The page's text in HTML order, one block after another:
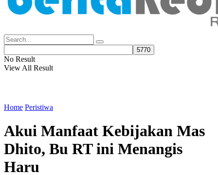
No Result
View All Result
Home Peristiwa
Akui Manfaat Kebijakan Mas
Dhito, Bu RT ini Menangis
Haru